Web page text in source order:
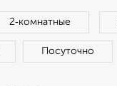
2‑комнатные
Посуточно